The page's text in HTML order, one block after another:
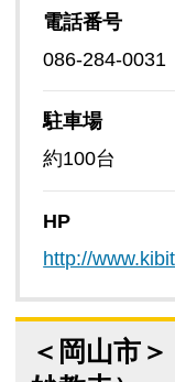
電話番号
086-284-0031
駐車場
約100台
HP
http://
＜岡山市